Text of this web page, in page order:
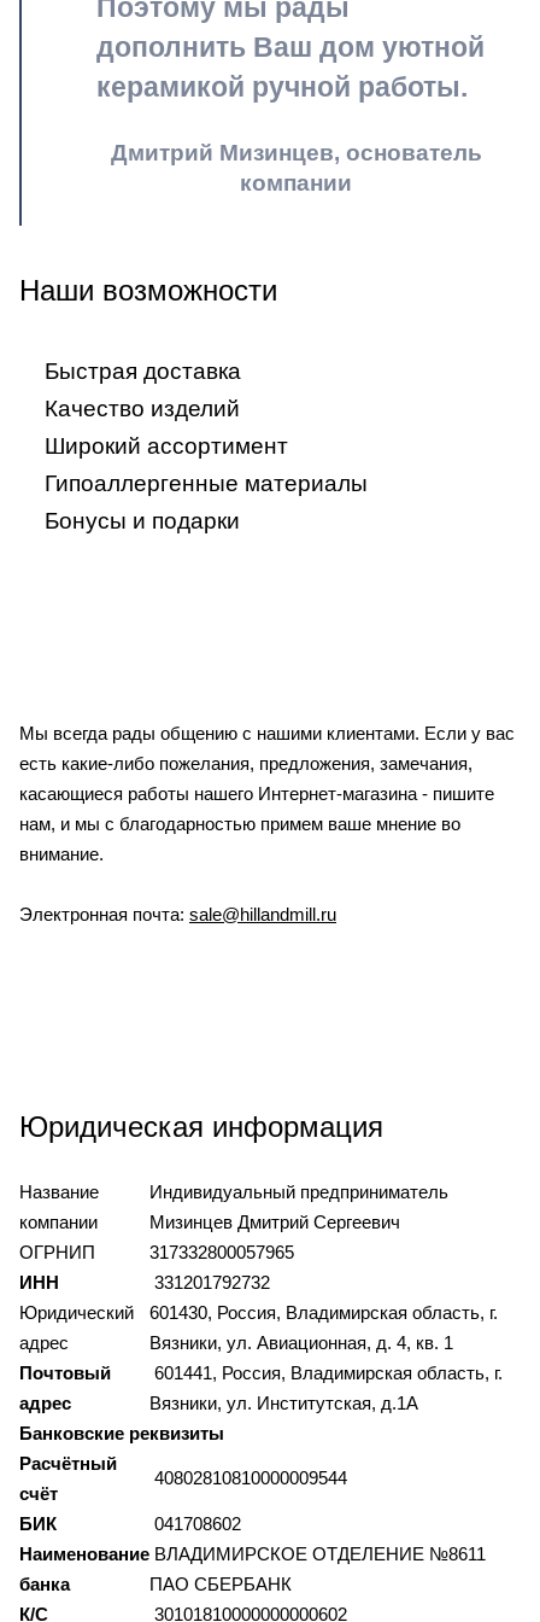
Поэтому мы рады
дополнить Ваш дом уютной
керамикой ручной работы.
Дмитрий Мизинцев, основатель
компании
Наши возможности
Быстрая доставка
Качество изделий
Широкий ассортимент
Гипоаллергенные материалы
Бонусы и подарки
Мы всегда рады общению с нашими клиентами. Если у вас
есть какие-либо пожелания, предложения, замечания,
касающиеся работы нашего Интернет-магазина - пишите
нам, и мы с благодарностью примем ваше мнение во
внимание.
Электронная почта: sale@hillandmill.ru
Юридическая информация
Название
компании
Индивидуальный предприниматель
Мизинцев Дмитрий Сергеевич
ОГРНИП
317332800057965
ИНН
331201792732
Юридический
адрес
601430, Россия, Владимирская область, г.
Вязники, ул. Авиационная, д. 4, кв. 1
Почтовый
адрес
601441, Россия, Владимирская область, г.
Вязники, ул. Институтская, д.1А
Банковские реквизиты
Расчётный
счёт
40802810810000009544
БИК
041708602
Наименование
банка
ВЛАДИМИРСКОЕ ОТДЕЛЕНИЕ №8611
ПАО СБЕРБАНК
К/С
30101810000000000602